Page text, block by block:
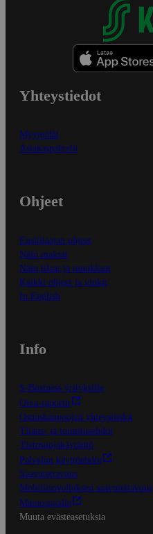
Yhteystiedot
Myymälät
Asiakaspalvelu
Ohjeet
Ensitilaajan ohjeet
Näin maksat
Näin tilaat ja muokkaat
Kaikki ohjeet ja vinkit
In English
Info
S-Business yrityksille
Oiva-raportit
Osuuskauppojen yhteystiedot
Tilaus- ja toimitusehdot
Tietosuojakäytäntö
Palvelun käyttöehdot
Saavutettavuus
Mobiilisovelluksen saavutettavuus
Mainostajalle
Muuta evästeasetuksia